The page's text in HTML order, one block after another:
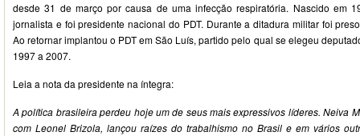
desde 31 de março por causa de uma infecção respiratória. Nascido em
jornalista e foi presidente nacional do PDT. Durante a ditadura militar foi
Ao retornar implantou o PDT em São Luís, partido pelo qual se elegeu
1997 a 2007.
Leia a nota da presidente na íntegra:
A política brasileira perdeu hoje um de seus mais expressivos líderes. Neiva
com Leonel Brizola, lançou raízes do trabalhismo no Brasil e em vários